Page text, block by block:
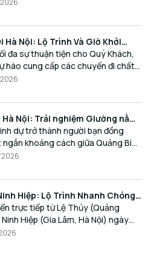
giờ.
Hà Nội: Lộ Trình Và Giờ Khởi
Long
đa sự thuận tiện cho Quý Khách,
hào cung cấp các chuyến đi chất
với lịch trình linh hoạt mỗi ngày.
Nội: Trải nghiệm Giường nằm
Tận nơi
dự trở thành người bạn đồng
khoảng cách giữa Quảng Bình
lượng dịch vụ chuẩn mực.
Hiệp: Lộ Trình Nhanh Chóng,
trực tiếp từ Lệ Thủy (Quảng
Hiệp (Gia Lâm, Hà Nội) ngày
biệt đối với các hành khách có
kinh doanh và mua sắm.